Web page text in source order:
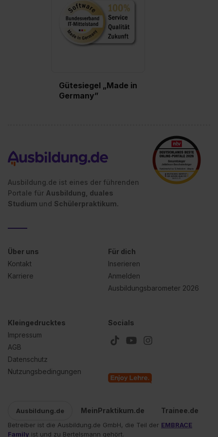
Einstellungen“ widerrufen. Weitere Informationen zu den
einzelnen Cookies findest du durch Klick auf „Details
zeigen“. Weitere Informationen:Datenschutzerklärung
Gütesiegel „Made in
Germany”
Ausbildung.de ist eines der führenden
Portale für Ausbildung, duales
Studium und Schülerpraktikum.
Über uns
Kontakt
Karriere
Für dich
Inserieren
Anmelden
Ausbildungsbarometer 2026
Kleingedrucktes
Impressum
AGB
Datenschutz
Nutzungsbedingungen
Socials
Ausbildung.de MeinPraktikum.de Trainee.de
Betreiber ist die Ausbildung.de GmbH, die Teil der EMBRACE
Family ist und zu Bertelsmann gehört.